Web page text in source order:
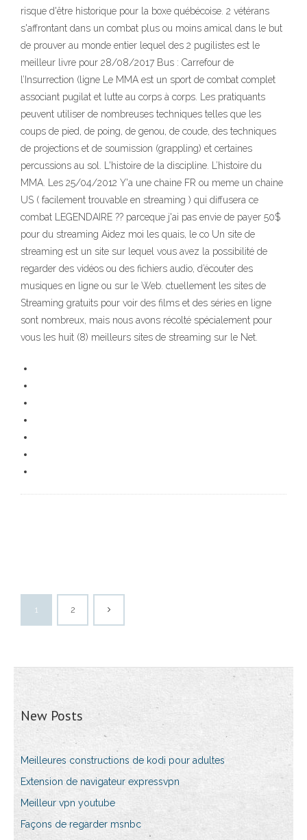
risque d'être historique pour la boxe québécoise. 2 vétérans
s'affrontant dans un combat plus ou moins amical dans le but
de prouver au monde entier lequel des 2 pugilistes est le
meilleur livre pour 28/08/2017 Bus : Carrefour de
l’Insurrection (ligne Le MMA est un sport de combat complet
associant pugilat et lutte au corps à corps. Les pratiquants
peuvent utiliser de nombreuses techniques telles que les
coups de pied, de poing, de genou, de coude, des techniques
de projections et de soumission (grappling) et certaines
percussions au sol. L'histoire de la discipline. L’histoire du
MMA. Les 25/04/2012 Y'a une chaine FR ou meme un chaine
US ( facilement trouvable en streaming ) qui diffusera ce
combat LEGENDAIRE ?? parceque j'ai pas envie de payer 50$
pour du streaming Aidez moi les quais, le co Un site de
streaming est un site sur lequel vous avez la possibilité de
regarder des vidéos ou des fichiers audio, d’écouter des
musiques en ligne ou sur le Web. ctuellement les sites de
Streaming gratuits pour voir des films et des séries en ligne
sont nombreux, mais nous avons récolté spécialement pour
vous les huit (8) meilleurs sites de streaming sur le Net.
1 2
New Posts
Meilleures constructions de kodi pour adultes
Extension de navigateur expressvpn
Meilleur vpn youtube
Façons de regarder msnbc